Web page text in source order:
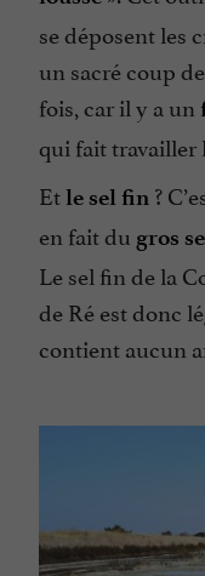
se déposent les
un sacré coup
fois, car il y a un
qui fait travailler
Etle sel fin ?
en fait du gros
Le sel fin de la
de Ré est donc
contient aucun